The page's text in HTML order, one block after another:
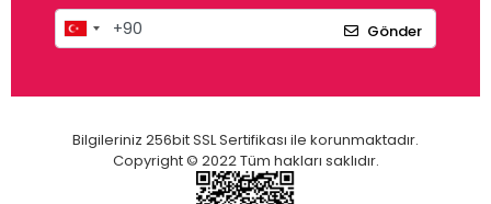
Gönder
Bilgileriniz 256bit SSL Sertifikası ile korunmaktadır.
Copyright © 2022 Tüm hakları saklıdır.